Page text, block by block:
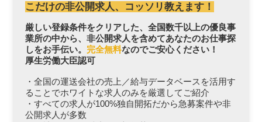
こだけの非公開求人、コッソリ教えます！
厳しい登録条件をクリアした、全国数千以上の優良事
業所の中から、非公開求人を含めてあなたのお仕事探
しをお手伝い。 完全無料なのでご安心ください！
厚生労働大臣認可
・全国の運送会社の売上／給与データベースを活用す
ることでホワイトな求人のみを厳選してご紹介
・すべての求人が100%独自開拓だから急募案件や非
公開求人が多数